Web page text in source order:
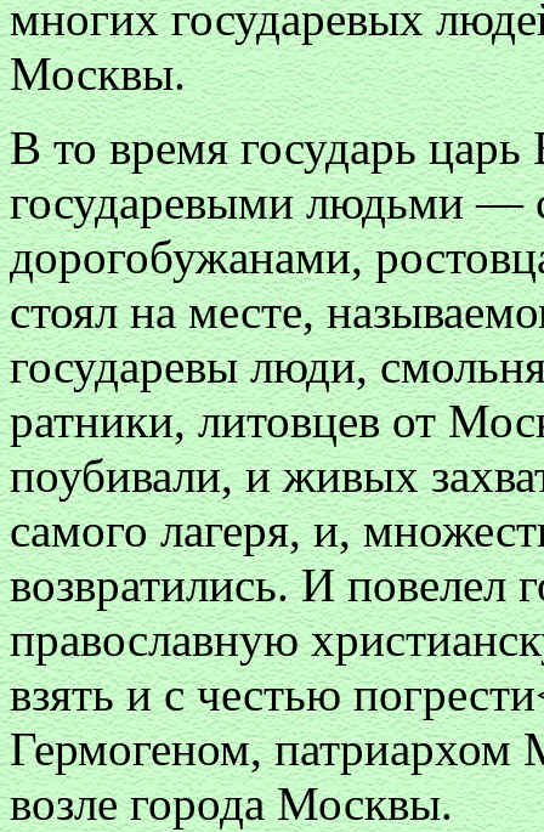
многих государевых
Москвы.
В то время государь
государевыми людьми —
дорогобужанами,
стоял на месте,
государевы люди,
ратники, литовцев от
поубивали, и живых
самого лагеря, и,
возвратились. И повелел
православную
взять и с честью
Гермогеном, патриархом
возле города Москвы.